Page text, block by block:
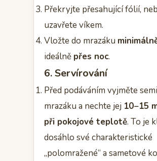
Překryjte přesahující fólií,
uzavřete víkem.
Vložte do mrazáku
ideálně přes noc.
6. Servírování
Před podáváním vyjměte
mrazáku a nechte jej 10−15
při pokojové teplotě. To je
dosáhlo své charakteristické
„polomražené“ a sametové